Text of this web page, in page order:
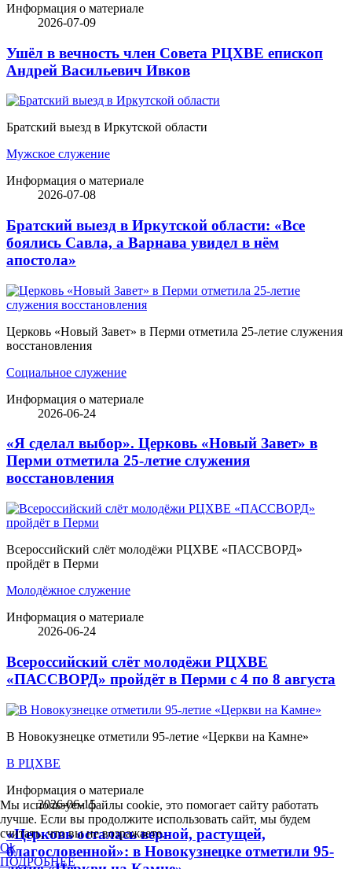
Информация о материале
2026-07-09
Ушёл в вечность член Совета РЦХВЕ епископ
Андрей Васильевич Ивков
Братский выезд в Иркутской области
Мужское служение
Информация о материале
2026-07-08
Братский выезд в Иркутской области: «Все
боялись Савла, а Варнава увидел в нём
апостола»
Церковь «Новый Завет» в Перми отметила 25-летие служения
восстановления
Социальное служение
Информация о материале
2026-06-24
«Я сделал выбор». Церковь «Новый Завет» в
Перми отметила 25-летие служения
восстановления
Всероссийский слёт молодёжи РЦХВЕ «ПАССВОРД»
пройдёт в Перми
Молодёжное служение
Информация о материале
2026-06-24
Всероссийский слёт молодёжи РЦХВЕ
«ПАССВОРД» пройдёт в Перми с 4 по 8 августа
В Новокузнецке отметили 95-летие «Церкви на Камне»
В РЦХВЕ
Информация о материале
2026-06-15
«Церковь осталась верной, растущей,
благословенной»: в Новокузнецке отметили 95-
Мы используем файлы cookie, это помогает сайту работать
лучше. Если вы продолжите использовать сайт, мы будем
считать, что вы не возражаете.
Ok
ПОДРОБНЕЕ